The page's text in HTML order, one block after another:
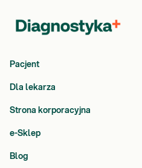
Pacjent
Dla lekarza
Strona korporacyjna
e-Sklep
Blog